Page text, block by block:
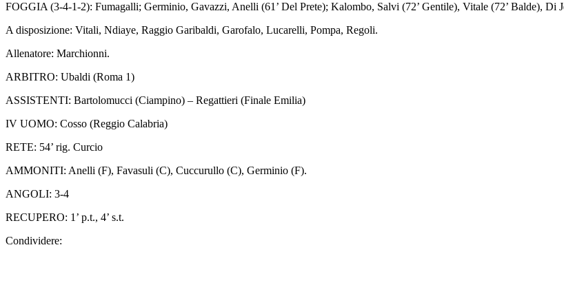
FOGGIA (3-4-1-2): Fumagalli; Germinio, Gavazzi, Anelli (61’ Del Prete); Kalombo, Salvi (72’ Gentile), Vitale (72’ Balde), Di
A disposizione: Vitali, Ndiaye, Raggio Garibaldi, Garofalo, Lucarelli, Pompa, Regoli.
Allenatore: Marchionni.
ARBITRO: Ubaldi (Roma 1)
ASSISTENTI: Bartolomucci (Ciampino) – Regattieri (Finale Emilia)
IV UOMO: Cosso (Reggio Calabria)
RETE: 54’ rig. Curcio
AMMONITI: Anelli (F), Favasuli (C), Cuccurullo (C), Germinio (F).
ANGOLI: 3-4
RECUPERO: 1’ p.t., 4’ s.t.
Condividere: